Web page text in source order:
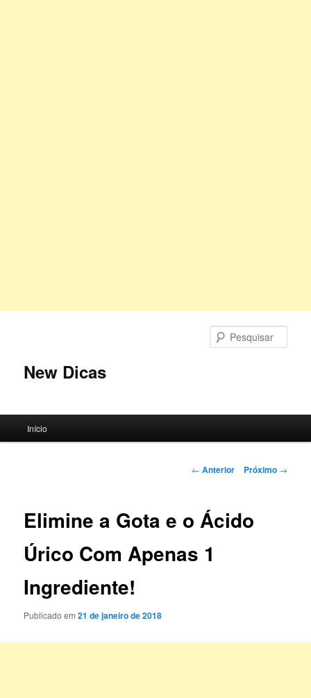
principalNew Dicas
principal
Início
Navegação
← Anterior Próximo →
Elimine a Gota e o Ácido
Úrico Com Apenas 1
Ingrediente!
Publicado em21 de janeiro de 2018